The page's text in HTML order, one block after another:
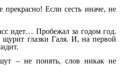
Если сесть иначе, не
идет… Пробежал за годом год.
щурит глазки Галя. И, на первой
– не понять, слов никак не